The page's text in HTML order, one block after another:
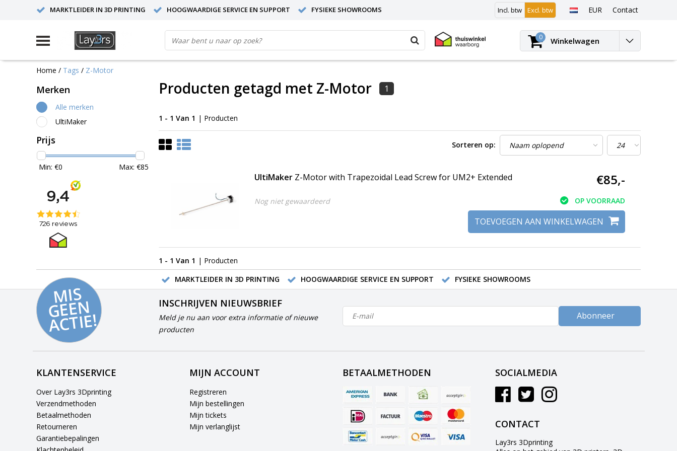
MARKTLEIDER IN 3D PRINTING HOOGWAARDIGE SERVICE EN SUPPORT FYSIEKE SHOWROOMS Incl. btw Excl. btw EUR Contact
Inloggen
0 Winkelwagen
Home / Tags / Z-Motor
Merken
Alle merken
UltiMaker
Prijs
Min: €0 Max: €85
Producten getagd met Z-Motor 1
1 - 1 Van 1 | Producten
Sorteren op:
UltiMaker Z-Motor with Trapezoidal Lead Screw for UM2+ Extended
Nog niet gewaardeerd
€85,-
OP VOORRAAD
TOEVOEGEN AAN WINKELWAGEN
1 - 1 Van 1 | Producten
MARKTLEIDER IN 3D PRINTING
HOOGWAARDIGE SERVICE EN SUPPORT FYSIEKE SHOWROOMS
MI
S
G
E
E
N
A
C
TI
E!
INSCHRIJVEN NIEUWSBRIEF
Meld je nu aan voor extra informatie of nieuwe
producten
Abonneer
KLANTENSERVICE
Over Lay3rs 3Dprinting
Verzendmethoden
Betaalmethoden
Retourneren
Garantiebepalingen
MIJN ACCOUNT
Registreren
Mijn bestellingen
Mijn tickets
Mijn verlanglijst
BETAALMETHODEN SOCIALMEDIA
CONTACT
Lay3rs 3Dprinting